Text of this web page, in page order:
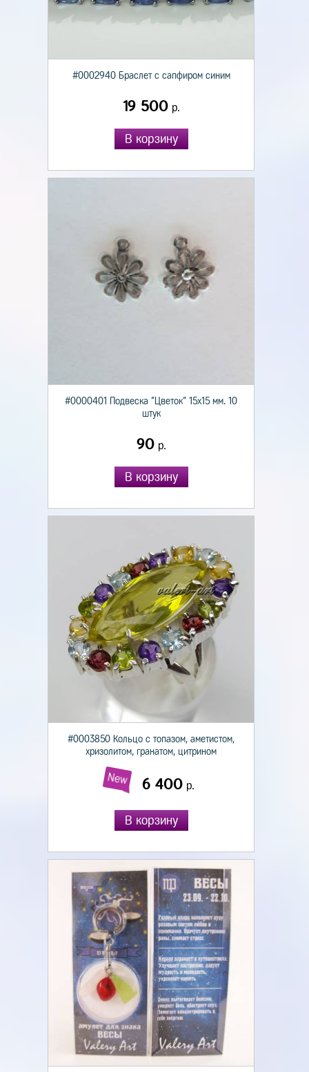
#0002940 Браслет с сапфиром синим
19 500р.
В корзину
#0000401 Подвеска "Цветок" 15х15 мм. 10
штук
90р.
В корзину
#0003850 Кольцо с топазом, аметистом,
хризолитом, гранатом, цитрином
New 6 400 р.
В корзину